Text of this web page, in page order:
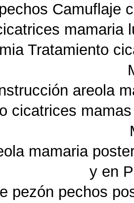
pechos Camuflaje
Tratamiento
areola
cicatrices
mamaria
y en
pezón pechos